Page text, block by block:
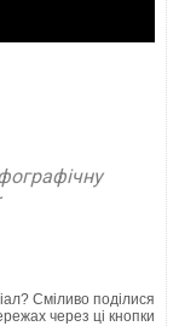
Сміливо поділися
через ці кнопки